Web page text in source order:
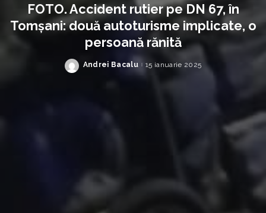
FOTO. Accident rutier pe DN 67, în
Tomșani: două autoturisme implicate, o
persoană rănită
Posted
Andrei Bacalu 15 ianuarie 2025